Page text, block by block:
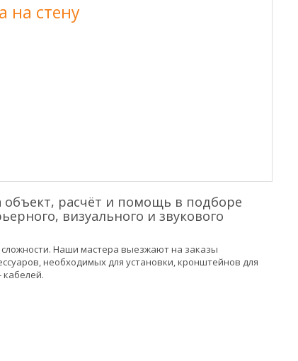
на стену
объект, расчёт и помощь в подборе
визуального и звукового
Наши мастера выезжают на заказы
необходимых для установки, кронштейнов для
кабелей.